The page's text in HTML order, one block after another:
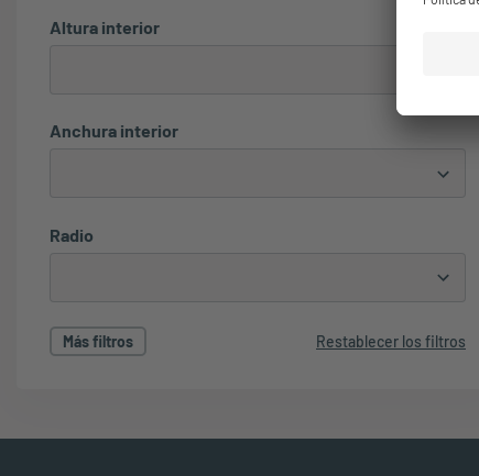
Altura interior
Anchura interior
Radio
Más filtros Restablecer los filtros